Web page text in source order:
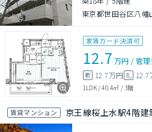
東京都世田谷区八幡
家賃カード決済可
12.7 万円 /管
敷 12.7万円 礼 12.7
1LDK/40.4㎡ /3階
賃貸マンション 京王線桜上水駅4階建